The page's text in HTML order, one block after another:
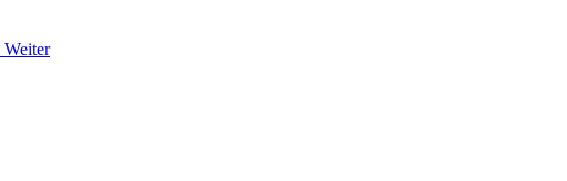
Weiter